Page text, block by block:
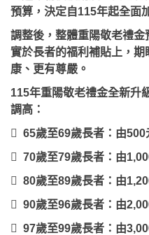
預算，決定自115年起全面
調整後，整體重陽敬老禮
實於長者的福利補貼上，
康、更有尊嚴。
115年重陽敬老禮金全新升
調高：
 65歲至69歲長者：由500
 70歲至79歲長者：由
 80歲至89歲長者：由
 90歲至96歲長者：由
 97歲至99歲長者：由